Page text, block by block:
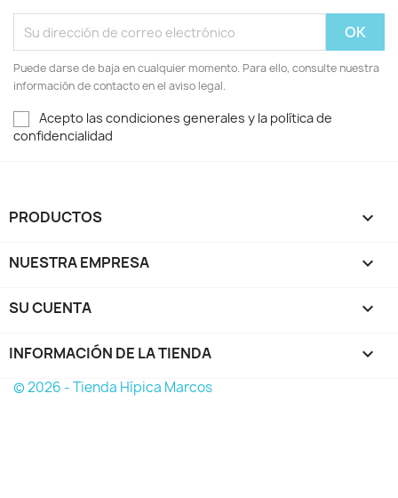
Puede darse de baja en cualquier momento. Para ello, consulte nuestra
información de contacto en el aviso legal.
Acepto las condiciones generales y la política de
confidencialidad
PRODUCTOS 
NUESTRA EMPRESA 
SU CUENTA 
INFORMACIÓN DE LA TIENDA keyboard_arrow_down
© 2026 - Tienda Hípica Marcos